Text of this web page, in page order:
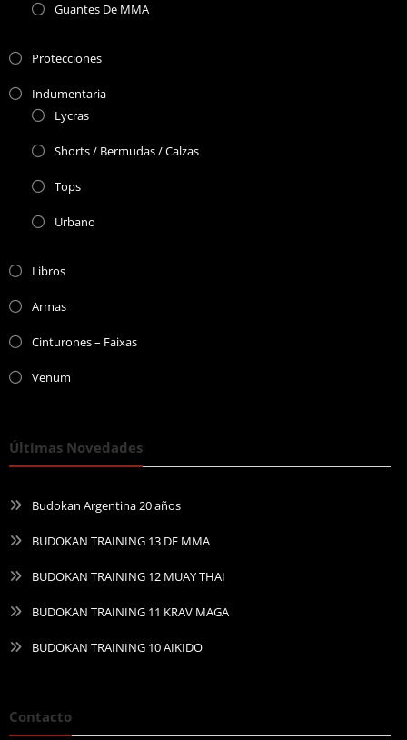
Guantes De MMA
Protecciones
Indumentaria
Lycras
Shorts / Bermudas / Calzas
Tops
Urbano
Libros
Armas
Cinturones – Faixas
Venum
Últimas Novedades
Budokan Argentina 20 años
BUDOKAN TRAINING 13 DE MMA
BUDOKAN TRAINING 12 MUAY THAI
BUDOKAN TRAINING 11 KRAV MAGA
BUDOKAN TRAINING 10 AIKIDO
Contacto